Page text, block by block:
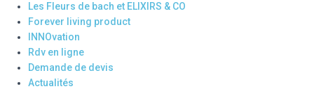
Les Fleurs de bach et ELIXIRS & CO
Forever living product
INNOvation
Rdv en ligne
Demande de devis
Actualités